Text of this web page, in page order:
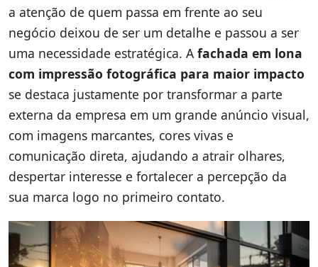
a atenção de quem passa em frente ao seu
negócio deixou de ser um detalhe e passou a ser
uma necessidade estratégica. A fachada em lona
com impressão fotográfica para maior impacto
se destaca justamente por transformar a parte
externa da empresa em um grande anúncio visual,
com imagens marcantes, cores vivas e
comunicação direta, ajudando a atrair olhares,
despertar interesse e fortalecer a percepção da
sua marca logo no primeiro contato.